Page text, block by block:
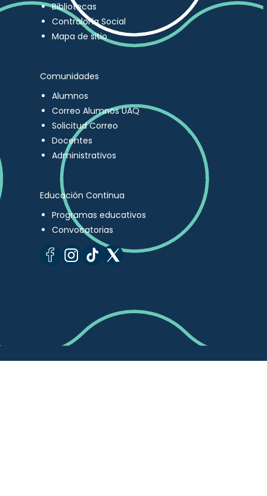
Bibliotecas
Contraloría Social
Mapa de sitio
Comunidades
Alumnos
Correo Alumnos UAQ
Solicitud Correo
Docentes
Administrativos
Educación Continua
Programas educativos
Convocatorias